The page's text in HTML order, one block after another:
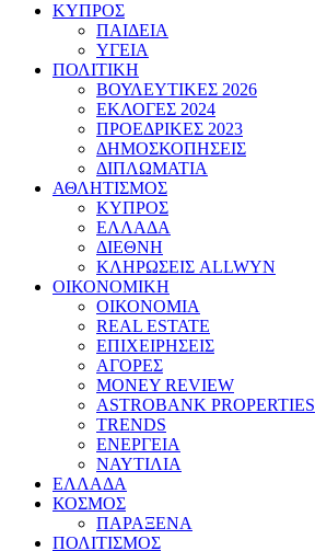
ΚΥΠΡΟΣ
ΠΑΙΔΕΙΑ
ΥΓΕΙΑ
ΠΟΛΙΤΙΚΗ
ΒΟΥΛΕΥΤΙΚΕΣ 2026
ΕΚΛΟΓΕΣ 2024
ΠΡΟΕΔΡΙΚΕΣ 2023
ΔΗΜΟΣΚΟΠΗΣΕΙΣ
ΔΙΠΛΩΜΑΤΙΑ
ΑΘΛΗΤΙΣΜΟΣ
ΚΥΠΡΟΣ
ΕΛΛΑΔΑ
ΔΙΕΘΝΗ
ΚΛΗΡΩΣΕΙΣ ALLWYN
ΟΙΚΟΝΟΜΙΚΗ
ΟΙΚΟΝΟΜΙΑ
REAL ESTATE
ΕΠΙΧΕΙΡΗΣΕΙΣ
ΑΓΟΡΕΣ
MONEY REVIEW
ASTROBANK PROPERTIES
TRENDS
ΕΝΕΡΓΕΙΑ
ΝΑΥΤΙΛΙΑ
ΕΛΛΑΔΑ
ΚΟΣΜΟΣ
ΠΑΡΑΞΕΝΑ
ΠΟΛΙΤΙΣΜΟΣ